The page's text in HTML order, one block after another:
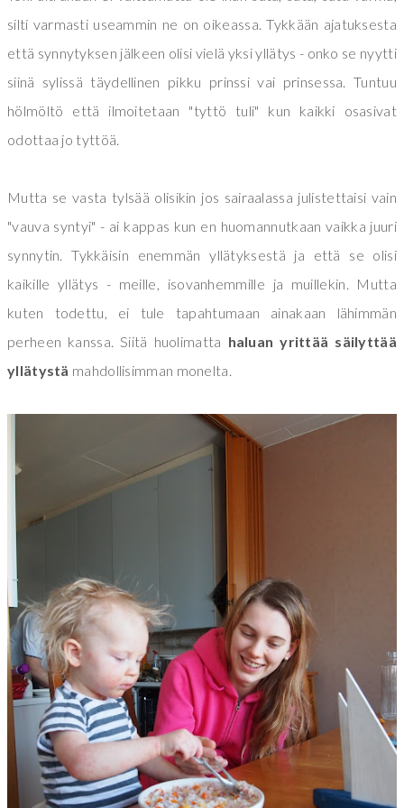
silti varmasti useammin ne on oikeassa. Tykkään ajatuksesta
että synnytyksen jälkeen olisi vielä yksi yllätys - onko se nyytti
siinä sylissä täydellinen pikku prinssi vai prinsessa. Tuntuu
hölmöltö että ilmoitetaan "tyttö tuli" kun kaikki osasivat
odottaa jo tyttöä.
Mutta se vasta tylsää olisikin jos sairaalassa julistettaisi vain
"vauva syntyi" - ai kappas kun en huomannutkaan vaikka juuri
synnytin. Tykkäisin enemmän yllätyksestä ja että se olisi
kaikille yllätys - meille, isovanhemmille ja muillekin. Mutta
kuten todettu, ei tule tapahtumaan ainakaan lähimmän
perheen kanssa. Siitä huolimatta haluan yrittää säilyttää
yllätystä mahdollisimman monelta.